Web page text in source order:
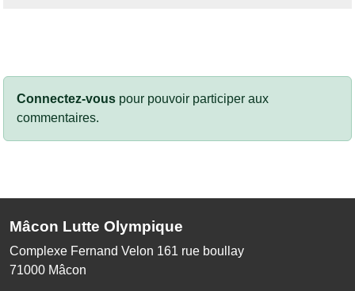
Connectez-vous pour pouvoir participer aux
commentaires.
Mâcon Lutte Olympique
Complexe Fernand Velon 161 rue boullay
71000 Mâcon